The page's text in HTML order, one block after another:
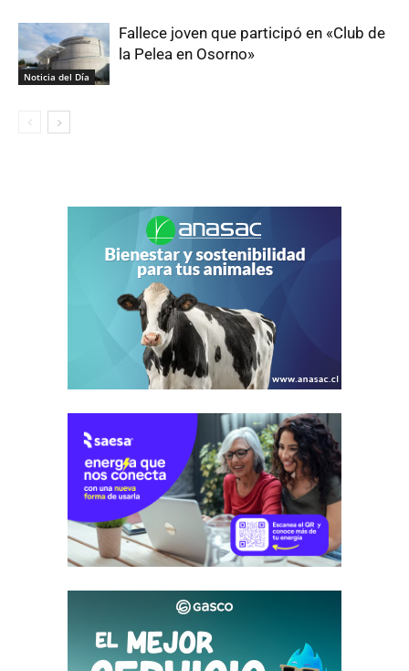
Noticia del Día
Fallece joven que participó en «Club de
la Pelea en Osorno»